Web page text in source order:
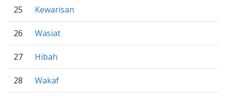
25 Kewarisan
26 Wasiat
27 Hibah
28 Wakaf